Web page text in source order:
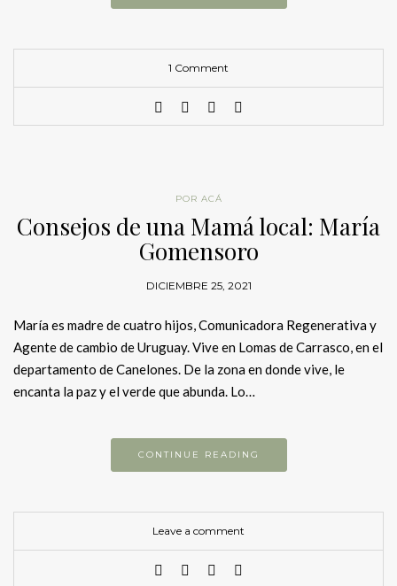
1 Comment
POR ACÁ
Consejos de una Mamá local: María
Gomensoro
DICIEMBRE 25, 2021
María es madre de cuatro hijos, Comunicadora Regenerativa y
Agente de cambio de Uruguay. Vive en Lomas de Carrasco, en el
departamento de Canelones. De la zona en donde vive, le
encanta la paz y el verde que abunda. Lo…
CONTINUE READING
Leave a comment